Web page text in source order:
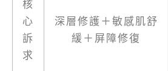
核
心
訴
求
深層修護＋敏感肌舒
緩＋屏障修復